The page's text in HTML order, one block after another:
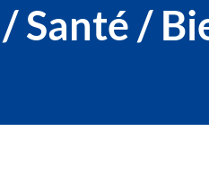
Santé /